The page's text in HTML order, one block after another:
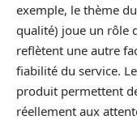
exemple, le thème
qualité) joue un rôle
reflètent une autre
fiabilité du service.
produit permettent
réellement aux